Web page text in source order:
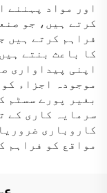
اور مواد پہننے
کرتے ہیں، جو
فراہم کرتے ہیں
کا باعث بنتے
اپنی پیداواری
موجودہ اجزاء
بغیر پورے سسٹم
سرمایہ کاری کے
کاروباری
مواقع کو فراہم